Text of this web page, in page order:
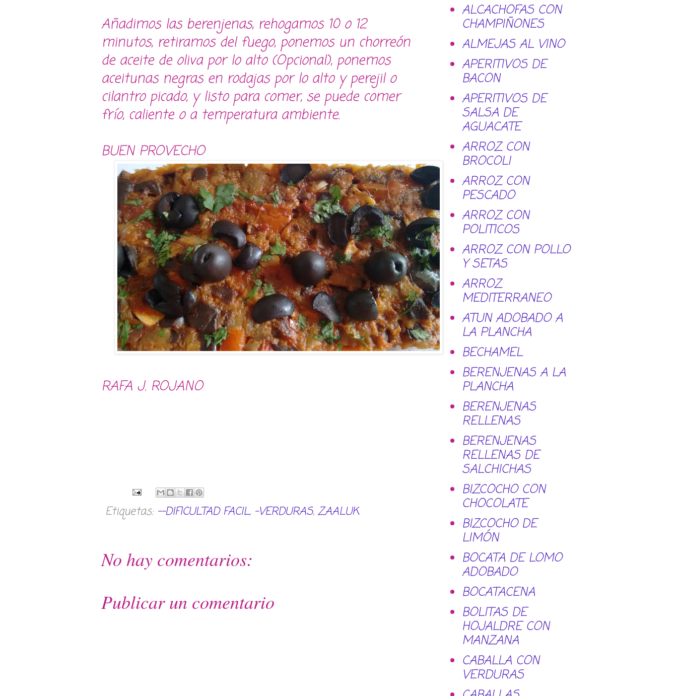
Añadimos las berenjenas, rehogamos 10 o 12
minutos, retiramos del fuego, ponemos un chorreón
de aceite de oliva por lo alto (Opcional), ponemos
aceitunas negras en rodajas por lo alto y perejil o
cilantro picado, y listo para comer, se puede comer
frío, caliente o a temperatura ambiente.
BUEN PROVECHO
RAFA J. ROJANO
Etiquetas: --DIFICULTAD FACIL, -VERDURAS, ZAALUK
No hay comentarios:
Publicar un comentario
ALCACHOFAS CON
CHAMPIÑONES
ALMEJAS AL VINO
APERITIVOS DE
BACON
APERITIVOS DE
SALSA DE
AGUACATE
ARROZ CON
BROCOLI
ARROZ CON
PESCADO
ARROZ CON
POLITICOS
ARROZ CON POLLO
Y SETAS
ARROZ
MEDITERRANEO
ATUN ADOBADO A
LA PLANCHA
BECHAMEL
BERENJENAS A LA
PLANCHA
BERENJENAS
RELLENAS
BERENJENAS
RELLENAS DE
SALCHICHAS
BIZCOCHO CON
CHOCOLATE
BIZCOCHO DE
LIMÓN
BOCATA DE LOMO
ADOBADO
BOCATACENA
BOLITAS DE
HOJALDRE CON
MANZANA
CABALLA CON
VERDURAS